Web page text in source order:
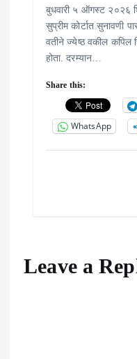
बुधवारी ५ ऑगस्ट २०२६
सुप्रीम कोर्टात सुनावणी
वतीने ज्येष्ठ वकील कपिल
होता. दरम्यान…
Share this:
WhatsApp
Leave a